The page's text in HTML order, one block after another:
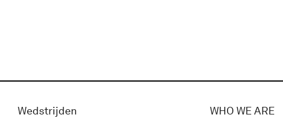
Wedstrijden
WHO WE ARE